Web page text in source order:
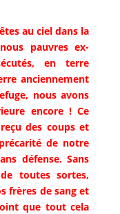
au ciel dans la
pauvres ex-
en terre
anciennement
nous avons
encore ! Ce
reçu des coups et
de notre
défense. Sans
de toutes sortes,
frères de sang et
que tout cela